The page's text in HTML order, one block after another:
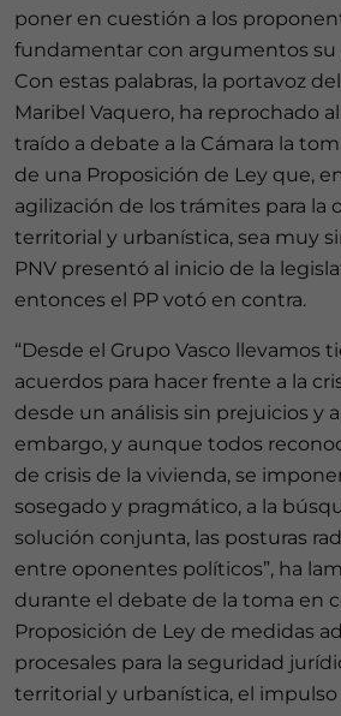
poner en cuestión a los
fundamentar con argumentos su
Con estas palabras, la portavoz
Maribel Vaquero, ha reprochado
traído a debate a la Cámara la
de una Proposición de Ley que,
agilización de los trámites para la
territorial y urbanística, sea muy
PNV presentó al inicio de la
entonces el PP votó en contra.
“Desde el Grupo Vasco llevamos
acuerdos para hacer frente a la
desde un análisis sin prejuicios y
embargo, y aunque todos
de crisis de la vivienda, se
sosegado y pragmático, a la
solución conjunta, las posturas
entre oponentes políticos”, ha
durante el debate de la toma en
Proposición de Ley de medidas
procesales para la seguridad
territorial y urbanística, el